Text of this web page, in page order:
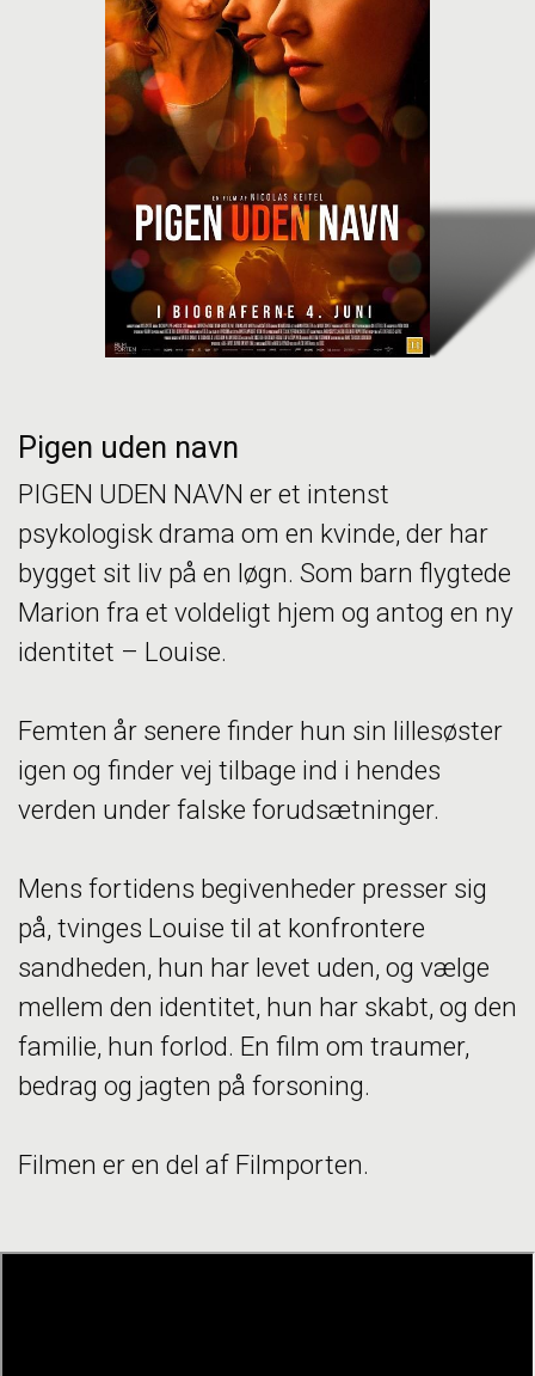
Pigen uden navn
PIGEN UDEN NAVN er et intenst
psykologisk drama om en kvinde, der har
bygget sit liv på en løgn. Som barn flygtede
Marion fra et voldeligt hjem og antog en ny
identitet – Louise.
Femten år senere finder hun sin lillesøster
igen og finder vej tilbage ind i hendes
verden under falske forudsætninger.
Mens fortidens begivenheder presser sig
på, tvinges Louise til at konfrontere
sandheden, hun har levet uden, og vælge
mellem den identitet, hun har skabt, og den
familie, hun forlod. En film om traumer,
bedrag og jagten på forsoning.
Filmen er en del af Filmporten.